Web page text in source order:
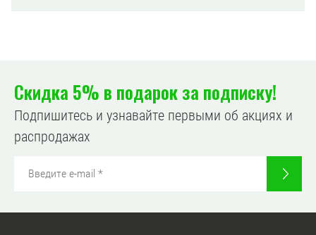
Скидка 5% в подарок за подписку!
Подпишитесь и узнавайте первыми об акциях и
распродажах